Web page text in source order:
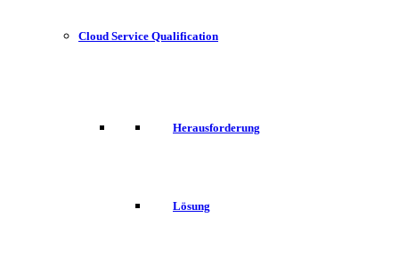
Cloud Service Qualification
Herausforderung
Lösung